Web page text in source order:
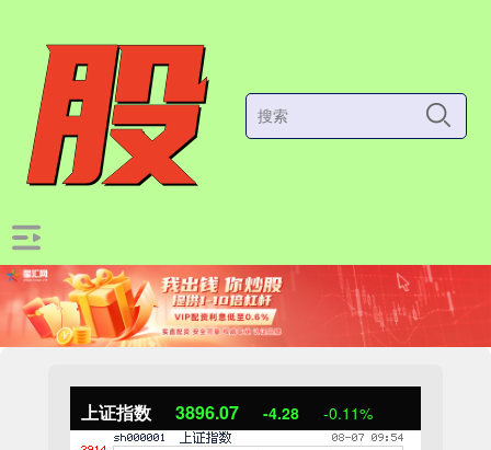
上证指数 3896.42 -3.93 -0.10%